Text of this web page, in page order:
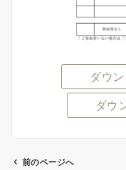
ダウ
ダウ
前のページへ